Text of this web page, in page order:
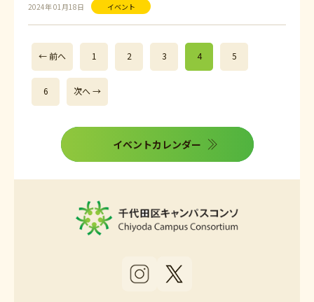
2024年 01月18日 イベント
← 前へ 1 2 3 4 5
6 次へ →
イベントカレンダー